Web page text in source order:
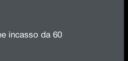
incasso da 60